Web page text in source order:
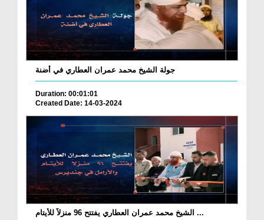
جولة الشيخ محمد عمران العطاري في أضنة
Duration: 00:01:01
Created Date: 14-03-2024
الشيخ محمد عمران العطاري يفتتح 96 منزلاً للأيتام ...